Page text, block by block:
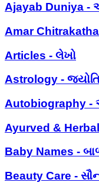
Ajayab Duniya -
Amar
Articles - લેખો
Astrology -
Autobiography -
Ayurved &
Baby Names -
Beauty Care -